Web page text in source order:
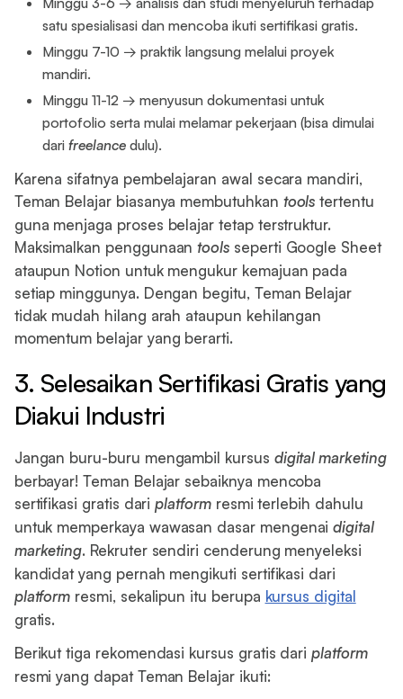
satu spesialisasi dan mencoba ikuti sertifikasi gratis.
Minggu 7-10 → praktik langsung melalui proyek
mandiri.
Minggu 11-12 → menyusun dokumentasi untuk
portofolio serta mulai melamar pekerjaan (bisa dimulai
darifreelance dulu).
Karena sifatnya pembelajaran awal secara mandiri,
Teman Belajar biasanya membutuhkan tools tertentu
guna menjaga proses belajar tetap terstruktur.
Maksimalkan penggunaantools seperti Google Sheet
ataupun Notion untuk mengukur kemajuan pada
setiap minggunya. Dengan begitu, Teman Belajar
tidak mudah hilang arah ataupun kehilangan
momentum belajar yang berarti.
3. Selesaikan Sertifikasi Gratis yang
Diakui Industri
Jangan buru-buru mengambil kursus digital marketing
berbayar! Teman Belajar sebaiknya mencoba
sertifikasi gratis dariplatformresmi terlebih dahulu
untuk memperkaya wawasan dasar mengenaidigital
marketing. Rekruter sendiri cenderung menyeleksi
kandidat yang pernah mengikuti sertifikasi dari
platform resmi, sekalipun itu berupa kursus digital
gratis.
Berikut tiga rekomendasi kursus gratis dariplatform
resmi yang dapat Teman Belajar ikuti: